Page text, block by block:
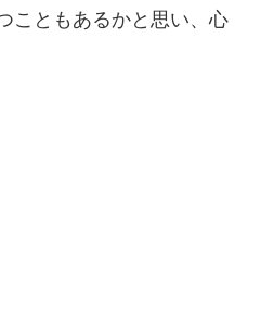
こともあるかと思い、心